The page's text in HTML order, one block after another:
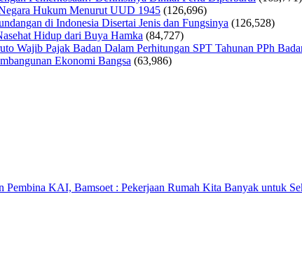
Hukum Menurut UUD 1945 (126,696)
di Indonesia Disertai Jenis dan Fungsinya (126,528)
Hidup dari Buya Hamka (84,727)
Wajib Pajak Badan Dalam Perhitungan SPT Tahunan PPh
Ekonomi Bangsa (63,986)
KAI, Bamsoet : Pekerjaan Rumah Kita Banyak untuk